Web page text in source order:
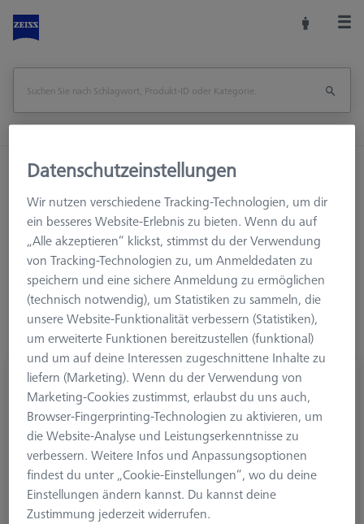
Startseite
Messkopfzubehör
KMG Verbindungselemente
M2
Dreh- und Knickelemente
Dreh-Knickelemente, M2-M2
Dreh-Knickelemente, M2-M2
Dreh-/Knickelement, M2, V2A
626112-5000-004
Datenschutzeinstellungen
Wir nutzen verschiedene Tracking-Technologien, um dir
ein besseres Website-Erlebnis zu bieten. Wenn du auf
„Alle akzeptieren“ klickst, stimmst du der Verwendung
von Tracking-Technologien zu, um Anmeldedaten zu
speichern und eine sichere Anmeldung zu ermöglichen
(technisch notwendig), um Statistiken zu sammeln, die
unsere Website-Funktionalität verbessern (Statistiken),
um erweiterte Funktionen bereitzustellen (funktional)
und um auf deine Interessen zugeschnittene Inhalte zu
liefern (Marketing). Wenn du der Verwendung von
Marketing-Cookies zustimmst, erlaubst du uns auch,
Browser-Fingerprinting-Technologien zu aktivieren, um
die Website-Analyse und Leistungserkenntnisse zu
verbessern. Weitere Infos und Anpassungsoptionen
findest du unter „Cookie-Einstellungen“, wo du deine
Einstellungen ändern kannst. Du kannst deine
Zustimmung jederzeit widerrufen.